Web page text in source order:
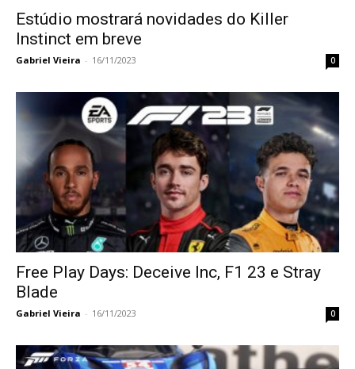
Estúdio mostrará novidades do Killer
Instinct em breve
Gabriel Vieira - 16/11/2023 0
Free Play Days: Deceive Inc, F1 23 e Stray
Blade
Gabriel Vieira - 16/11/2023 0